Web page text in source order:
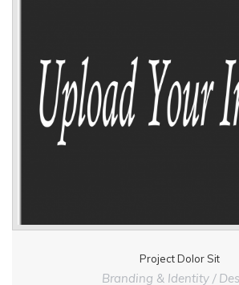
Project Dolor Sit
Branding & Identity /